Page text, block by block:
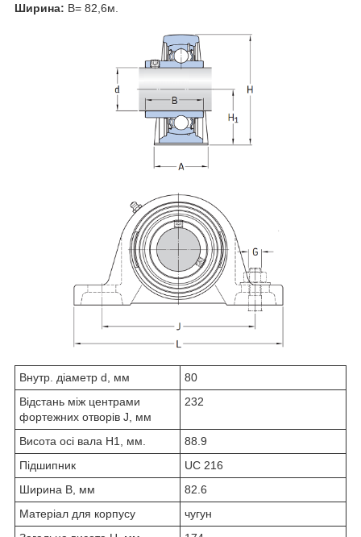
Ширина: B= 82,6м.
Внутр. діаметр d, мм
80
Відстань між центрами
фортежних отворів J, мм
232
Висота осі вала H1, мм.
88.9
Підшипник
UC 216
Ширина B, мм
82.6
Матеріал для корпусу
чугун